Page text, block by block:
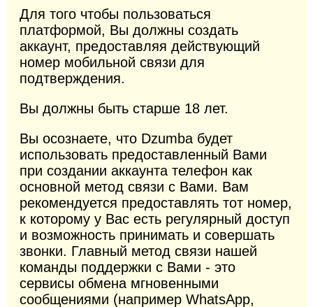
Для того чтобы пользоваться
платформой, Вы должны создать
аккаунт, предоставляя действующий
номер мобильной связи для
подтверждения.
Вы должны быть старше 18 лет.
Вы осознаете, что Dzumba будет
использовать предоставленный Вами
при создании аккаунта телефон как
основной метод связи с Вами. Вам
рекомендуется предоставлять тот номер,
к которому у Вас есть регулярный доступ
и возможность принимать и совершать
звонки. Главный метод связи нашей
команды поддержки с Вами - это
сервисы обмена мгновенными
сообщениями (например WhatsApp,